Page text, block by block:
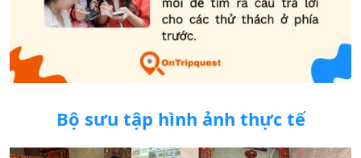
Bộ sưu tập hình ảnh thực tế